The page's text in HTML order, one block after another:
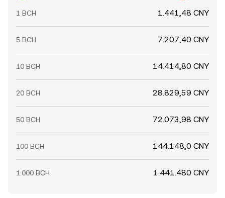
1 BCH 1.441,48 CNY
5 BCH 7.207,40 CNY
10 BCH 14.414,80 CNY
20 BCH 28.829,59 CNY
50 BCH 72.073,98 CNY
100 BCH 144.148,0 CNY
1.000 BCH 1.441.480 CNY